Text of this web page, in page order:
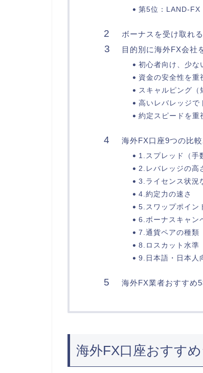
第5位：LAND-FX
ボーナスを受け取れ
目的別に海外FX会社
初心者向け、少な
資金の安全性を重
スキャルピング
高いレバレッジ
約定スピードを重
海外FX口座9つの比較
1.スプレッド（手
2.レバレッジの高
3.ライセンス状況
4.約定力の速さ
5.スワップポイン
6.ボーナスキャン
7.通貨ペアの種類
8.ロスカット水準
9.日本語・日本人
海外FX業者おすすめ
海外FX口座おすす